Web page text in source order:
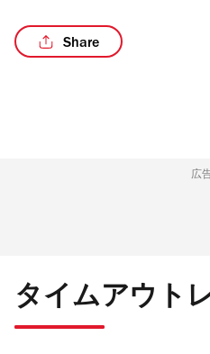
Share
広
タイムアウト